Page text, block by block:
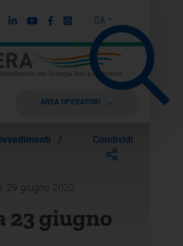
ITA
LinkedinYoutubeFacebook
Instagram
AREA OPERATORI
/
Condividi
29 giugno 2020
23 giugno